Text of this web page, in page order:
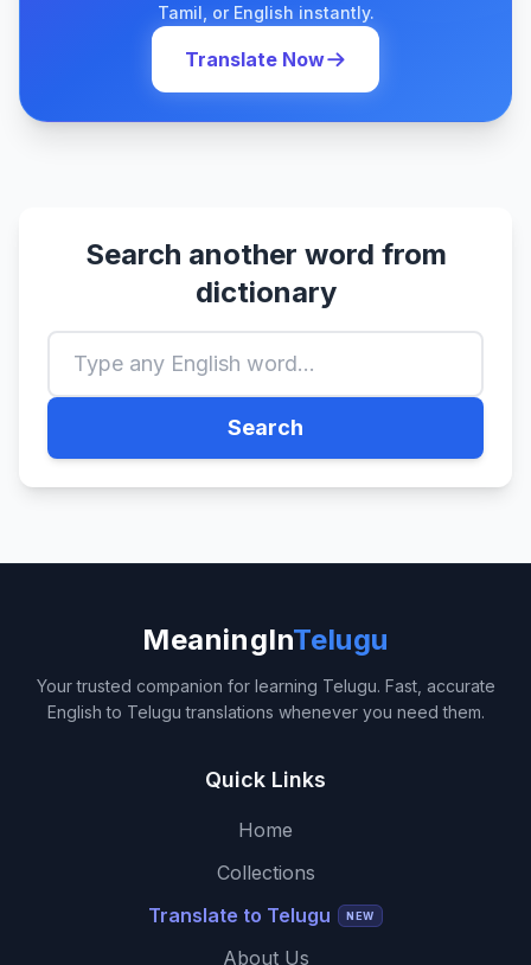
Tamil, or English instantly.
Translate Now
Search another word from
dictionary
Search
MeaningInTelugu
Your trusted companion for learning Telugu. Fast, accurate
English to Telugu translations whenever you need them.
Quick Links
Home
Collections
Translate to Telugu
NEW
About Us